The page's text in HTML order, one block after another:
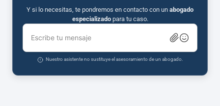
Y si lo necesitas, te pondremos en contacto con un abogado
especializadopara tu caso.
Escribe tu mensaje
Nuestro asistente no sustituye el asesoramiento de un abogado.